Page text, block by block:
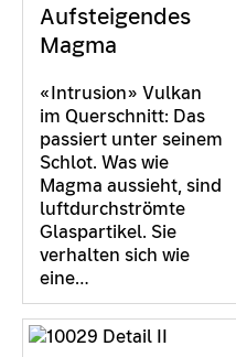
Aufsteigendes
Magma
«Intrusion» Vulkan
im Querschnitt: Das
passiert unter seinem
Schlot. Was wie
Magma aussieht, sind
luftdurchströmte
Glaspartikel. Sie
verhalten sich wie
eine…